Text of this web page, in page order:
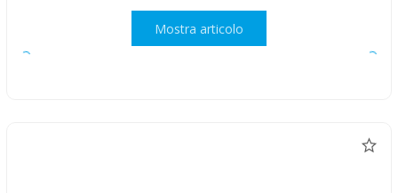
Mostra articolo